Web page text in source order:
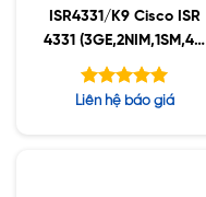
ISR4331/K9 Cisco ISR
4331 (3GE,2NIM,1SM,4G
FLASH,4G DRAM,IPB)
Được xếp
Liên hệ báo giá